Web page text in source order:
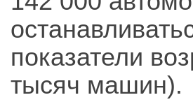
показатели
тысяч машин).